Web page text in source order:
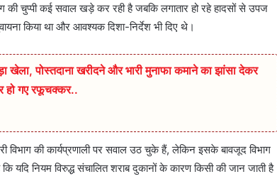
की चुप्पी कई सवाल खड़े कर रही है जबकि लगातार हो रहे हादसों से उपज
किया था और आवश्यक दिशा-निर्देश भी दिए थे।
खेला, पोस्तदाना खरीदने और भारी मुनाफा कमाने का झांसा देकर
हो गए रफूचक्कर..
विभाग की कार्यप्रणाली पर सवाल उठ चुके हैं, लेकिन इसके बावजूद विभाग
यदि नियम विरुद्ध संचालित शराब दुकानों के कारण किसी की जान जाती है